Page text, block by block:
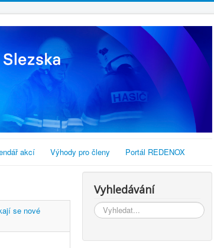
akcí Výhody pro členy Portál REDENOX
se nové
Vyhledávání
Vyhledávání...